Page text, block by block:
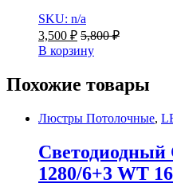
SKU: n/a
3,500 ₽ 5,800₽
В корзину
Похожие товары
Люстры Потолочные,
Светодиодный
1280/6+3 WT